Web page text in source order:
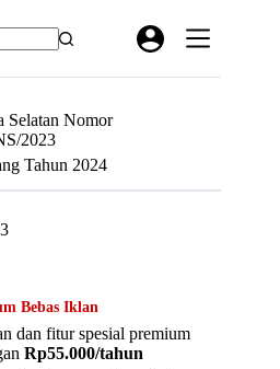
Selatan Nomor
2023
Tahun 2024
Bebas Iklan
dan fitur spesial premium
Rp55.000/tahun